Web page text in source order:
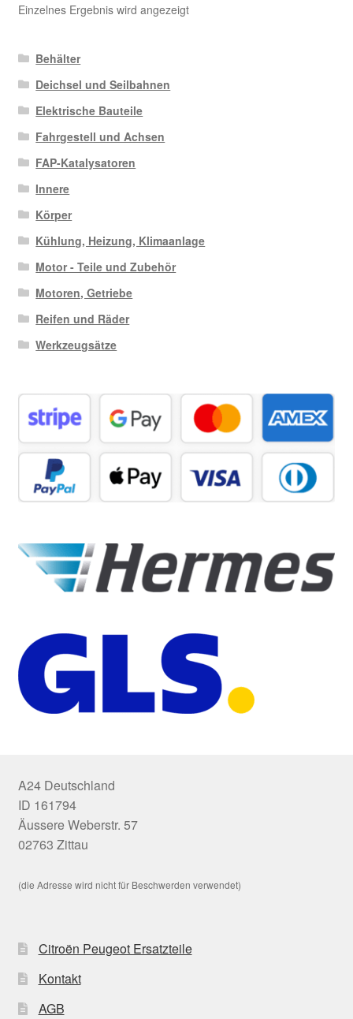
Einzelnes Ergebnis wird angezeigt
Behälter
Deichsel und Seilbahnen
Elektrische Bauteile
Fahrgestell und Achsen
FAP-Katalysatoren
Innere
Körper
Kühlung, Heizung, Klimaanlage
Motor - Teile und Zubehör
Motoren, Getriebe
Reifen und Räder
Werkzeugsätze
A24 Deutschland
ID 161794
Äussere Weberstr. 57
02763 Zittau
(die Adresse wird nicht für Beschwerden verwendet)
Citroën Peugeot Ersatzteile
Kontakt
AGB